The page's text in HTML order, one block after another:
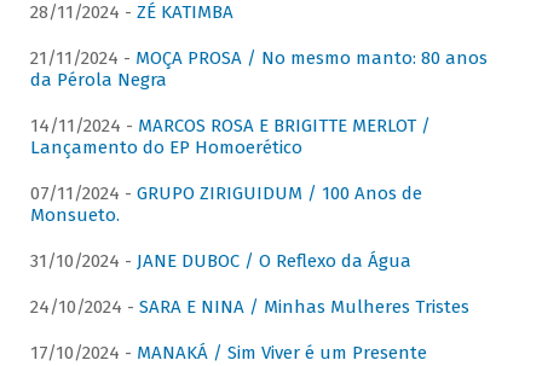
28/11/2024 - ZÉ KATIMBA
21/11/2024 - MOÇA PROSA / No mesmo manto: 80 anos
da Pérola Negra
14/11/2024 - MARCOS ROSA E BRIGITTE MERLOT /
Lançamento do EP Homoerético
07/11/2024 - GRUPO ZIRIGUIDUM / 100 Anos de
Monsueto.
31/10/2024 - JANE DUBOC / O Reflexo da Água
24/10/2024 - SARA E NINA / Minhas Mulheres Tristes
17/10/2024 - MANAKÁ / Sim Viver é um Presente